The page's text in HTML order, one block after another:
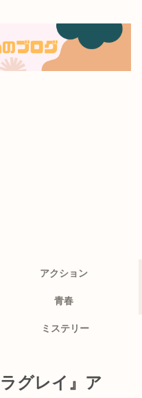
アクション
青春
ミステリー
グレイ』ア